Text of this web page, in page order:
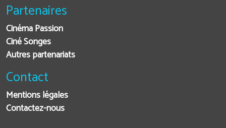
Partenaires
Cinéma Passion
Ciné Songes
Autres partenariats
Contact
Mentions légales
Contactez-nous